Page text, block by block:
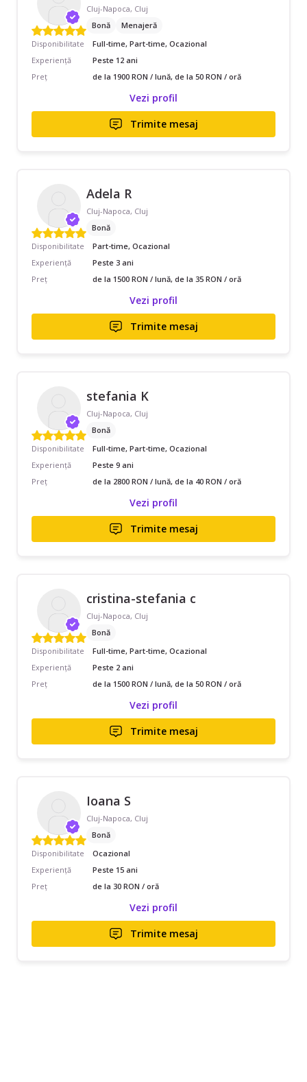
Cluj-Napoca, Cluj
Bonă
Menajeră
Disponibilitate
Full-time, Part-time, Ocazional
Experiență
Peste 12 ani
Preț
de la 1900 RON / lună, de la 50 RON / oră
Vezi profil
Trimite mesaj
Adela R
Cluj-Napoca, Cluj
Bonă
Disponibilitate
Part-time, Ocazional
Experiență
Peste 3 ani
Preț
de la 1500 RON / lună, de la 35 RON / oră
Vezi profil
Trimite mesaj
stefania K
Cluj-Napoca, Cluj
Bonă
Disponibilitate
Full-time, Part-time, Ocazional
Experiență
Peste 9 ani
Preț
de la 2800 RON / lună, de la 40 RON / oră
Vezi profil
Trimite mesaj
cristina-stefania c
Cluj-Napoca, Cluj
Bonă
Disponibilitate
Full-time, Part-time, Ocazional
Experiență
Peste 2 ani
Preț
de la 1500 RON / lună, de la 50 RON / oră
Vezi profil
Trimite mesaj
Ioana S
Cluj-Napoca, Cluj
Bonă
Disponibilitate
Ocazional
Experiență
Peste 15 ani
Preț
de la 30 RON / oră
Vezi profil
Trimite mesaj